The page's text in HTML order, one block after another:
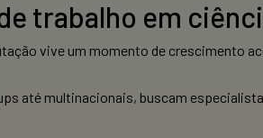
trabalho em
vive um momento de crescimento
até multinacionais, buscam